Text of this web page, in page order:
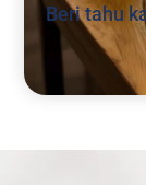
Beri tahu